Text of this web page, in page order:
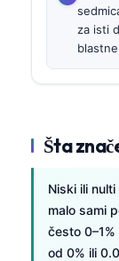
za isti
Šta
Niski ili
malo sami
često
od 0% ili